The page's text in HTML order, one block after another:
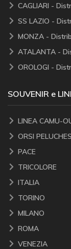
CAGLIARI -
SS LAZIO -
MONZA -
ATALANTA -
OROLOGI -
SOUVENIR e
LINEA CAMU-
ORSI PELUCHES
PACE
TRICOLORE
ITALIA
TORINO
MILANO
ROMA
VENEZIA